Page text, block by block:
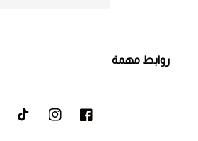
روابط مهمة
فيسبوكانستجرام تيكتوك